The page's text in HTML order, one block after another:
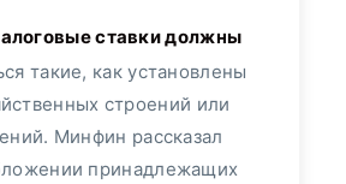
такие, как установлены
строений или
Минфин рассказал
принадлежащих